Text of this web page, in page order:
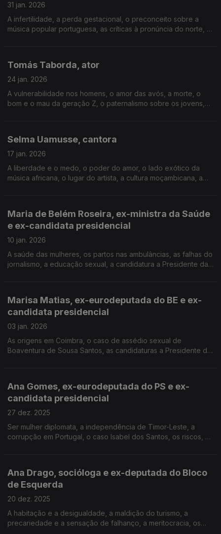
31 jan. 2026
A infertilidade, a perda gestacional, o preconceito sobre a
música popular portuguesa, as críticas à pronúncia do norte, a
Tomás Taborda, ator
24 jan. 2026
A vulnerabilidade nos homens, o amor das avós, a morte, o
bom e o mau da geração Z, o paternalismo sobre os jovens,
Selma Uamusse, cantora
17 jan. 2026
A liberdade e o medo, o poder do amor, o lado exótico da
música africana, o lugar do artista, a cultura moçambicana, a
Maria de Belém Roseira, ex-ministra da Saúde
e ex-candidata presidencial
10 jan. 2026
A saúde das mulheres, os partos nas ambulâncias, as falhas do
jornalismo, a educação sexual, a candidatura a Presidente da
Terceiro de três episódios antes da eleição de 2026 com
todas as mulheres que já foram candidatas a Presidente da
República (além de Maria de Lourdes Pintasilgo, em 1986).
Marisa Matias, ex-eurodeputada do BE e ex-
candidata presidencial
03 jan. 2026
As origens em Coimbra, o caso de assédio sexual de
Boaventura de Sousa Santos, as candidaturas a Presidente da
Segundo de três episódios antes da eleição de 2026 com
todas as mulheres que já foram candidatas a Presidente da
República (além de Maria de Lourdes Pintasilgo, em 1986).
Ana Gomes, ex-eurodeputada do PS e ex-
candidata presidencial
27 dez. 2025
Ser mulher diplomata, a independência de Timor-Leste, a
corrupção em Portugal, o caso Isabel dos Santos, os riscos, a
Primeiro de três episódios antes da eleição de 2026 com
todas as mulheres que já foram candidatas a Presidente da
República (além de Maria de Lourdes Pintasilgo, em 1986).
Ana Drago, socióloga e ex-deputada do Bloco
de Esquerda
20 dez. 2025
A habitação e a desigualdade, a maldição do turismo, a
precariedade e a sensação de falhanço, a meritocracia, os